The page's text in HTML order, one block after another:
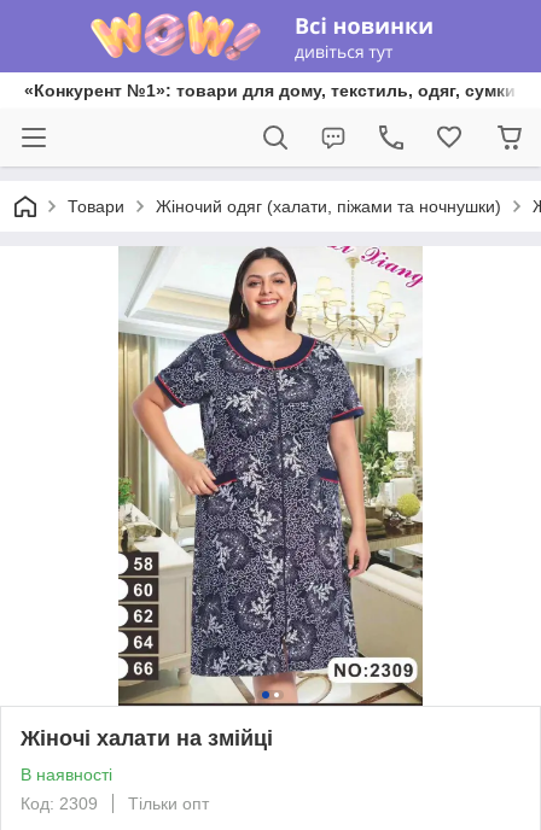
«Конкурент №1»: товари для дому, текстиль, одяг, сумки
Товари Жіночий одяг (халати, піжами та ночнушки)
Жіночі халати на змійці
В наявності
Код: 2309
Тільки опт